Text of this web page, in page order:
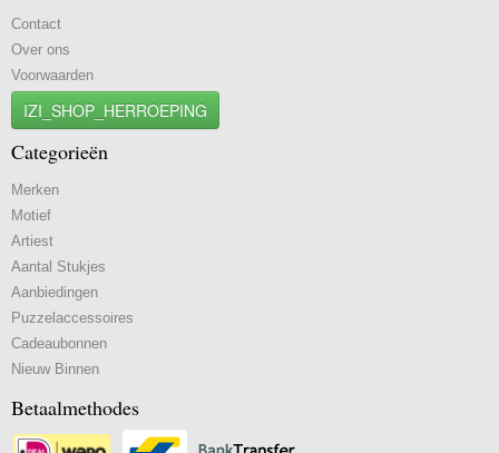
Contact
Over ons
Voorwaarden
IZI_SHOP_HERROEPING
Categorieën
Merken
Motief
Artiest
Aantal Stukjes
Aanbiedingen
Puzzelaccessoires
Cadeaubonnen
Nieuw Binnen
Betaalmethodes